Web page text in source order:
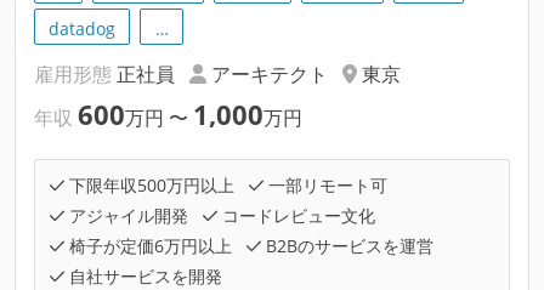
datadog
…
雇用形態 正社員 アーキテクト
東京
年収 600万円 〜 1,000万円
下限年収500万円以上
一部リモート可
アジャイル開発
コードレビュー文化
椅子が定価6万円以上
B2Bのサービスを運営
自社サービスを開発